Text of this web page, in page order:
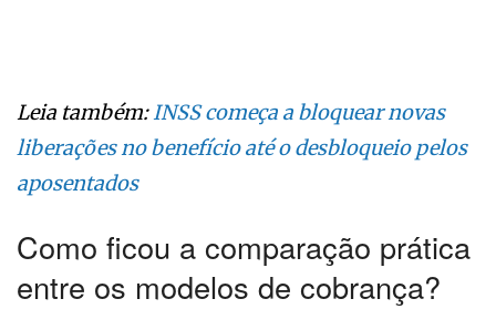
Leia também:INSS começa a bloquear novas
liberações no benefício até o desbloqueio pelos
aposentados
Como ficou a comparação prática
entre os modelos de cobrança?